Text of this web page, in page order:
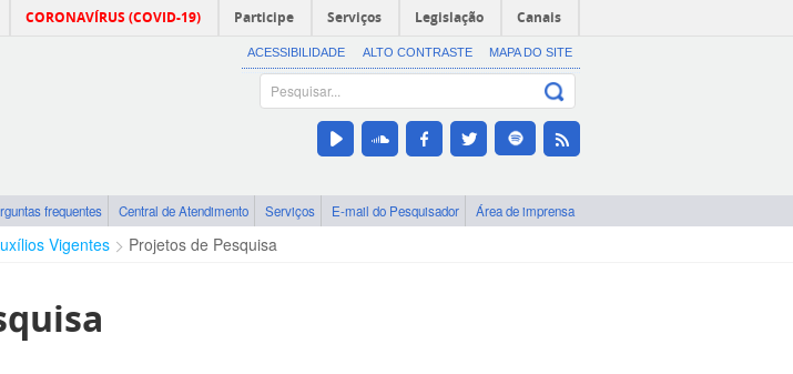
CORONAVÍRUS (COVID-19) Participe Serviços Legislação Canais
ACESSIBILIDADE ALTO CONTRASTE MAPA DO SITE
frequentes Central de Atendimento Serviços E-mail do Pesquisador Área de imprensa
Vigentes Projetos de Pesquisa